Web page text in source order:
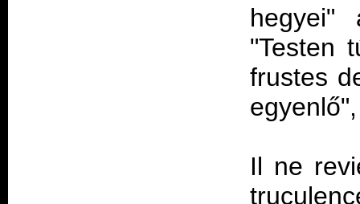
hegyei"
"Testen
frustes
Il ne